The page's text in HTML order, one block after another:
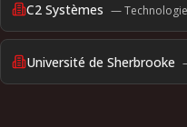
C2 Systèmes —
Université de Sherbrooke